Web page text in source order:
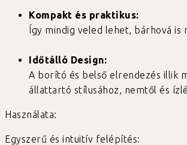
Kompakt és praktikus:
Így mindig veled lehet, bárhová is
Időtálló Design:
A borító és belső elrendezés illik
állattartó stílusához, nemtől és
Használata:
Egyszerű és intuitív felépítés: